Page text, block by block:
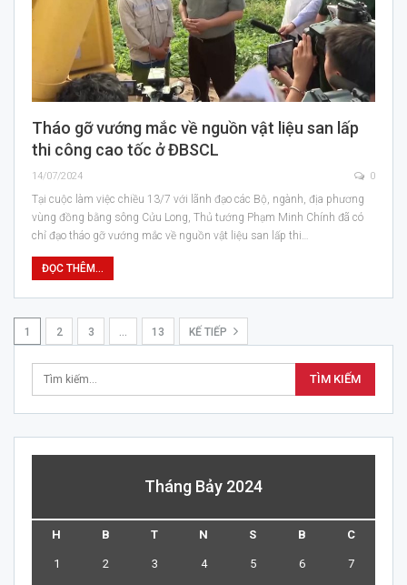
Tháo gỡ vướng mắc về nguồn vật liệu san lấp
thi công cao tốc ở ĐBSCL
14/07/2024 0
Tại cuộc làm việc chiều 13/7 với lãnh đạo các Bộ, ngành, địa phương
vùng đồng bằng sông Cửu Long, Thủ tướng Phạm Minh Chính đã có
chỉ đạo tháo gỡ vướng mắc về nguồn vật liệu san lấp thi…
ĐỌC THÊM...
1 2 3 … 13 KẾ TIẾP
Tháng Bảy 2024
H B T N S B C
1 2 3 4 5 6 7